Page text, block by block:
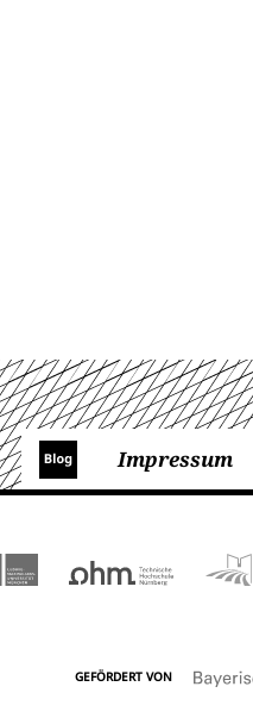
Impressum
GEFÖRDERT VON